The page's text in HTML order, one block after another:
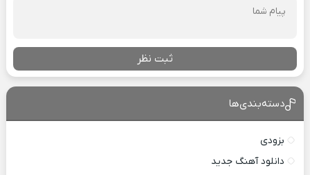
ثبت نظر
دسته‌بندی‌ها
بزودی
دانلود آهنگ جدید